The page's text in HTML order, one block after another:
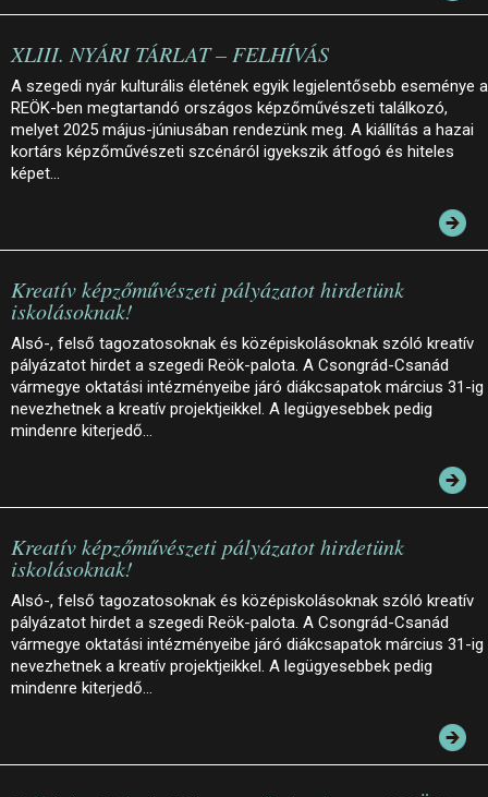
XLIII. NYÁRI TÁRLAT – FELHÍVÁS
A szegedi nyár kulturális életének egyik legjelentősebb eseménye a
REÖK-ben megtartandó országos képzőművészeti találkozó,
melyet 2025 május-júniusában rendezünk meg. A kiállítás a hazai
kortárs képzőművészeti szcénáról igyekszik átfogó és hiteles
képet…
Kreatív képzőművészeti pályázatot hirdetünk
iskolásoknak!
Alsó-, felső tagozatosoknak és középiskolásoknak szóló kreatív
pályázatot hirdet a szegedi Reök-palota. A Csongrád-Csanád
vármegye oktatási intézményeibe járó diákcsapatok március 31-ig
nevezhetnek a kreatív projektjeikkel. A legügyesebbek pedig
mindenre kiterjedő…
Kreatív képzőművészeti pályázatot hirdetünk
iskolásoknak!
Alsó-, felső tagozatosoknak és középiskolásoknak szóló kreatív
pályázatot hirdet a szegedi Reök-palota. A Csongrád-Csanád
vármegye oktatási intézményeibe járó diákcsapatok március 31-ig
nevezhetnek a kreatív projektjeikkel. A legügyesebbek pedig
mindenre kiterjedő…